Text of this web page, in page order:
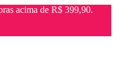
acima de R$ 399,90.